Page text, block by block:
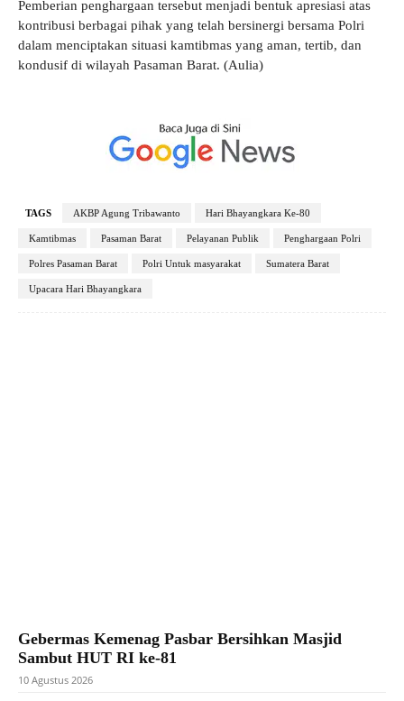
Pemberian penghargaan tersebut menjadi bentuk apresiasi atas
kontribusi berbagai pihak yang telah bersinergi bersama Polri
dalam menciptakan situasi kamtibmas yang aman, tertib, dan
kondusif di wilayah Pasaman Barat. (Aulia)
TAGS AKBP Agung Tribawanto Hari Bhayangkara Ke-80
Kamtibmas Pasaman Barat Pelayanan Publik Penghargaan Polri
Polres Pasaman Barat Polri Untuk masyarakat Sumatera Barat
Upacara Hari Bhayangkara
Gebermas Kemenag Pasbar Bersihkan Masjid
Sambut HUT RI ke-81
10 Agustus 2026